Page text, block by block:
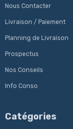
Nous Contacter
Livraison / Paiement
Planning de Livraison
Prospectus
Nos Conseils
Info Conso
Catégories